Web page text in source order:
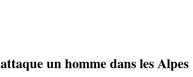
attaque un homme dans les Alpes